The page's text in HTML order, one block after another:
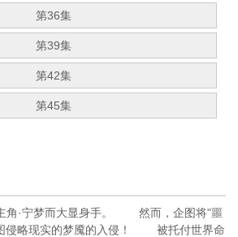
第36集
第39集
第42集
第45集
角·宁梦而大显身手。 然而，企图将"噩
侵略现实的梦魇的入侵！ 被托付世界命